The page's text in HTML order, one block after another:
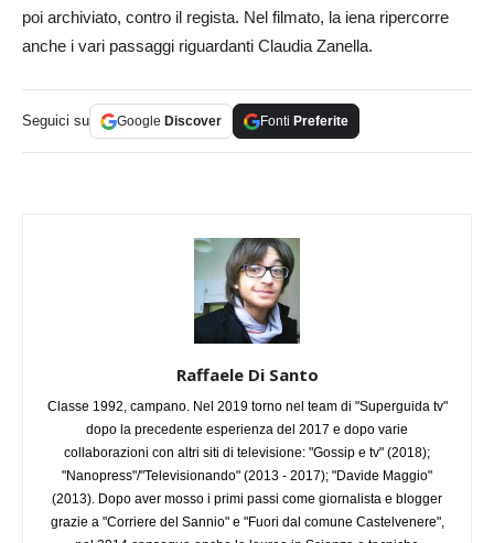
poi archiviato, contro il regista. Nel filmato, la iena ripercorre
anche i vari passaggi riguardanti Claudia Zanella.
Seguici su Google Discover Fonti Preferite
Raffaele Di Santo
Classe 1992, campano. Nel 2019 torno nel team di "Superguida tv"
dopo la precedente esperienza del 2017 e dopo varie
collaborazioni con altri siti di televisione: "Gossip e tv" (2018);
"Nanopress"/"Televisionando" (2013 - 2017); "Davide Maggio"
(2013). Dopo aver mosso i primi passi come giornalista e blogger
grazie a "Corriere del Sannio" e "Fuori dal comune Castelvenere",